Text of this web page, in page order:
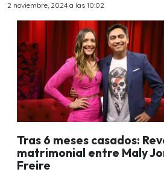
2 noviembre, 2024 a las 10:02
Tras 6 meses casados:
matrimonial entre Maly
Freire